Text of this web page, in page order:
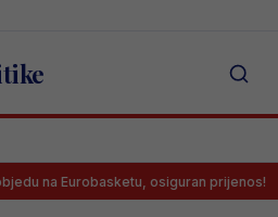
Eurobasketu, osiguran prijenos!